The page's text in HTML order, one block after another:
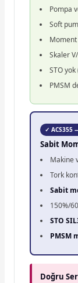
Pompa
Soft
Moment
Skaler
STO
PMSM
✓ ACS355
Sabit
Makine
Tork
Sabit
150%/
STO
PMSM
Doğru